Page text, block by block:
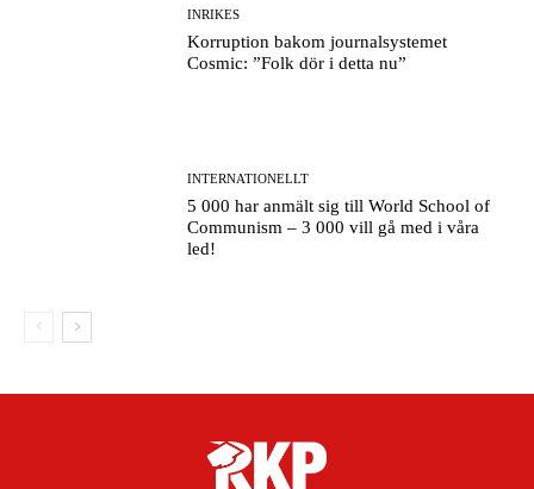
INRIKES
Korruption bakom journalsystemet
Cosmic: ”Folk dör i detta nu”
INTERNATIONELLT
5 000 har anmält sig till World School of
Communism – 3 000 vill gå med i våra
led!